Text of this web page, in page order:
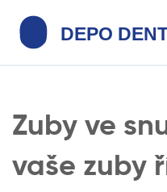
Zuby ve
vaše zuby